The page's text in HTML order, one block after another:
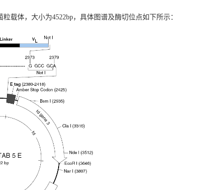
载体，大小为4522bp，具体图谱及酶切位点如下所示：